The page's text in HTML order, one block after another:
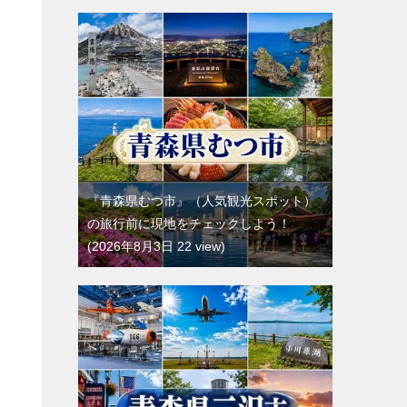
『青森県むつ市』（人気観光スポット）
の旅行前に現地をチェックしよう！
2026年8月3日 22 view